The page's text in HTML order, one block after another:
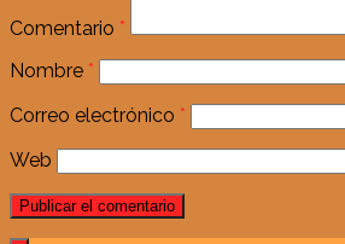
Comentario *
Nombre *
Correo electrónico *
Web